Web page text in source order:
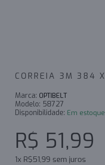
Marca: OPTIBELT
Modelo: 58727
Disponibilidade: Em estoque
R$ 51,99
1x R$51,99 sem juros